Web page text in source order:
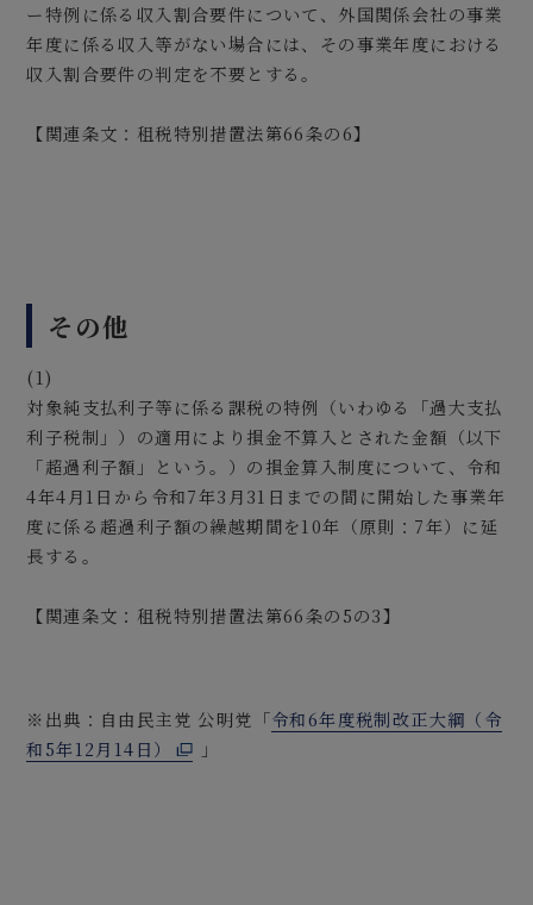
ー特例に係る収入割合要件について、外国関係会社の事業
年度に係る収入等がない場合には、その事業年度における
収入割合要件の判定を不要とする。
【関連条文：租税特別措置法第66条の6】
その他
(1)
対象純支払利子等に係る課税の特例（いわゆる「過大支払
利子税制」）の適用により損金不算入とされた金額（以下
「超過利子額」という。）の損金算入制度について、令和
4年4月1日から令和7年3月31日までの間に開始した事業年
度に係る超過利子額の繰越期間を10年（原則：7年）に延
長する。
【関連条文：租税特別措置法第66条の5の3】
※出典：自由民主党 公明党「令和6年度税制改正大綱（令
和5年12月14日）
」